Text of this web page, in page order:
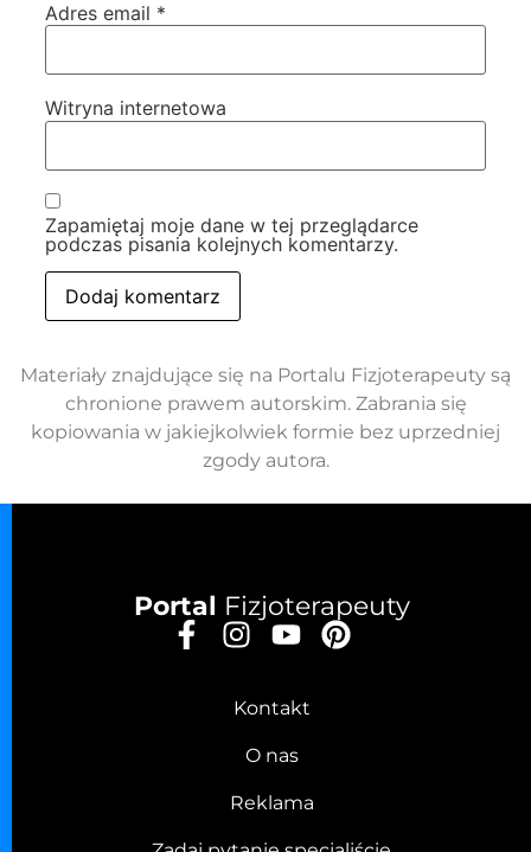
Adres email *
Witryna internetowa
Zapamiętaj moje dane w tej przeglądarce
podczas pisania kolejnych komentarzy.
Materiały znajdujące się na Portalu Fizjoterapeuty są
chronione prawem autorskim. Zabrania się
kopiowania w jakiejkolwiek formie bez uprzedniej
zgody autora.
Portal Fizjoterapeuty
Kontakt
O nas
Reklama